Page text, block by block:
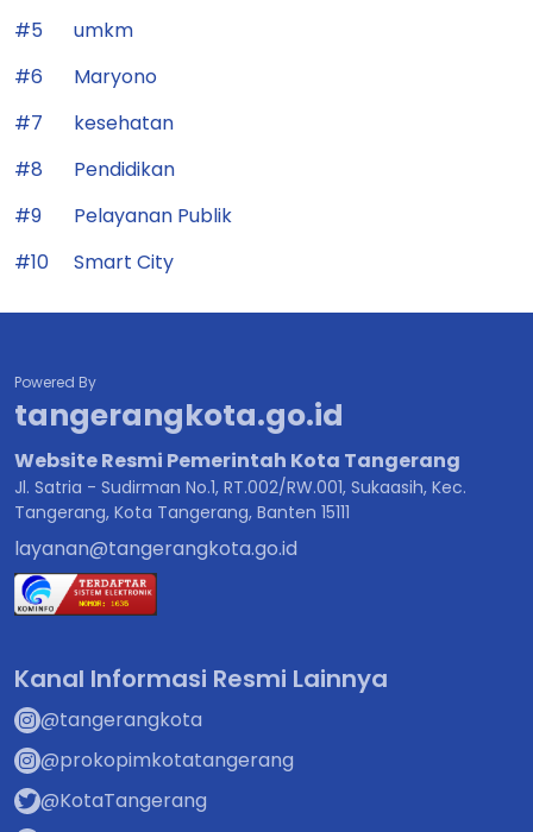
#5
umkm
#6
Maryono
#7
kesehatan
#8
Pendidikan
#9
Pelayanan Publik
#10
Smart City
Powered By
tangerangkota.go.id
Website Resmi Pemerintah Kota Tangerang
Jl. Satria - Sudirman No.1, RT.002/RW.001, Sukaasih, Kec.
Tangerang, Kota Tangerang, Banten 15111
layanan@tangerangkota.go.id
Kanal Informasi Resmi Lainnya
@tangerangkota
@prokopimkotatangerang
@KotaTangerang